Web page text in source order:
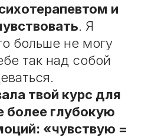
и
. Я
больше не могу
так над собой
твой курс для
более глубокую
«чувствую =